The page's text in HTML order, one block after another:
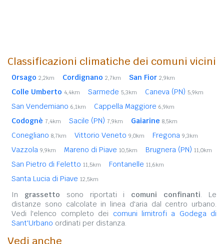
Classificazioni climatiche dei comuni vicini
Orsago 2,2km Cordignano 2,7km San Fior 2,9km
Colle Umberto 4,4km Sarmede 5,3km Caneva (PN) 5,9km
San Vendemiano 6,1km Cappella Maggiore 6,9km
Codognè 7,4km Sacile (PN) 7,9km Gaiarine 8,5km
Conegliano 8,7km Vittorio Veneto 9,0km Fregona 9,3km
Vazzola 9,9km Mareno di Piave 10,5km Brugnera (PN) 11,0km
San Pietro di Feletto 11,5km Fontanelle 11,6km
Santa Lucia di Piave 12,5km
In grassetto sono riportati i comuni confinanti. Le
distanze sono calcolate in linea d'aria dal centro urbano.
Vedi l'elenco completo dei comuni limitrofi a Godega di
Sant'Urbano ordinati per distanza.
Vedi anche